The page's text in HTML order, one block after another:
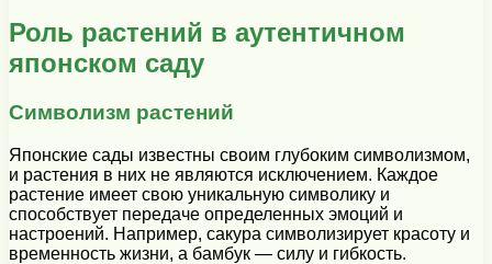
Роль растений в аутентичном
японском саду
Символизм растений
Японские сады известны своим глубоким символизмом,
и растения в них не являются исключением. Каждое
растение имеет свою уникальную символику и
способствует передаче определенных эмоций и
настроений. Например, сакура символизирует красоту и
временность жизни, а бамбук — силу и гибкость.